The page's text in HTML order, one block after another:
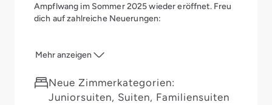
Ampflwang im Sommer 2025 wieder eröffnet. Freu
dich auf zahlreiche Neuerungen:
Mehr anzeigen
Neue Zimmerkategorien:
Juniorsuiten, Suiten, Familiensuiten